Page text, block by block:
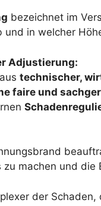
bezeichnet im
und in welcher
Adjustierung:
technischer,
faire und
machen und die
der